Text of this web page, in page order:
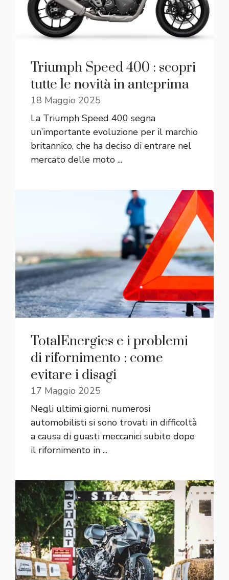
Triumph Speed 400 : scopri
tutte le novità in anteprima
18 Maggio 2025
La Triumph Speed 400 segna
un’importante evoluzione per il marchio
britannico, che ha deciso di entrare nel
mercato delle moto ...
TotalEnergies e i problemi
di rifornimento : come
evitare i disagi
17 Maggio 2025
Negli ultimi giorni, numerosi
automobilisti si sono trovati in difficoltà
a causa di guasti meccanici subito dopo
il rifornimento in ...